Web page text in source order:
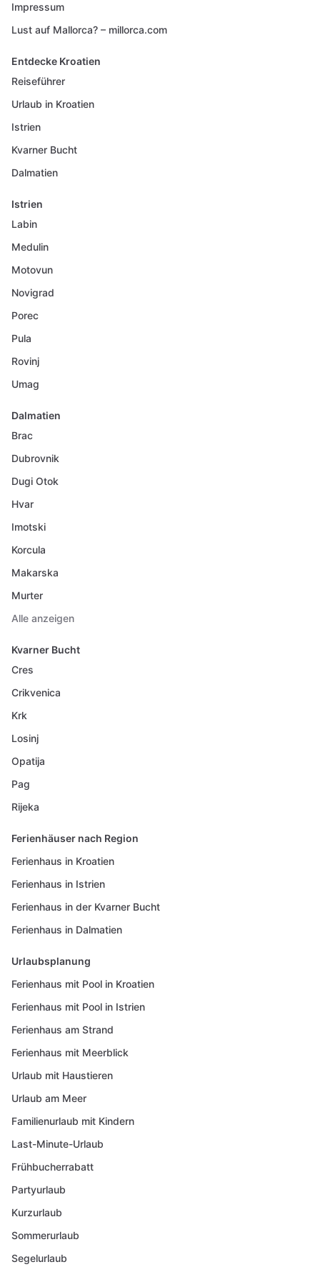
Impressum
Lust auf Mallorca? – millorca.com
Entdecke Kroatien
Reiseführer
Urlaub in Kroatien
Istrien
Kvarner Bucht
Dalmatien
Istrien
Labin
Medulin
Motovun
Novigrad
Porec
Pula
Rovinj
Umag
Dalmatien
Brac
Dubrovnik
Dugi Otok
Hvar
Imotski
Korcula
Makarska
Murter
Alle anzeigen
Kvarner Bucht
Cres
Crikvenica
Krk
Losinj
Opatija
Pag
Rijeka
Ferienhäuser nach Region
Ferienhaus in Kroatien
Ferienhaus in Istrien
Ferienhaus in der Kvarner Bucht
Ferienhaus in Dalmatien
Urlaubsplanung
Ferienhaus mit Pool in Kroatien
Ferienhaus mit Pool in Istrien
Ferienhaus am Strand
Ferienhaus mit Meerblick
Urlaub mit Haustieren
Urlaub am Meer
Familienurlaub mit Kindern
Last-Minute-Urlaub
Frühbucherrabatt
Partyurlaub
Kurzurlaub
Sommerurlaub
Segelurlaub